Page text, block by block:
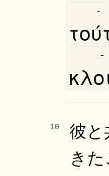
-
-
10
彼
き